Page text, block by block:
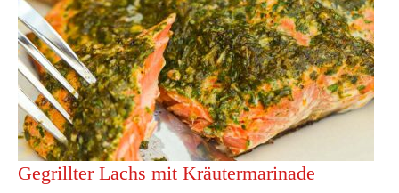
Gegrillter Lachs mit Kräutermarinade